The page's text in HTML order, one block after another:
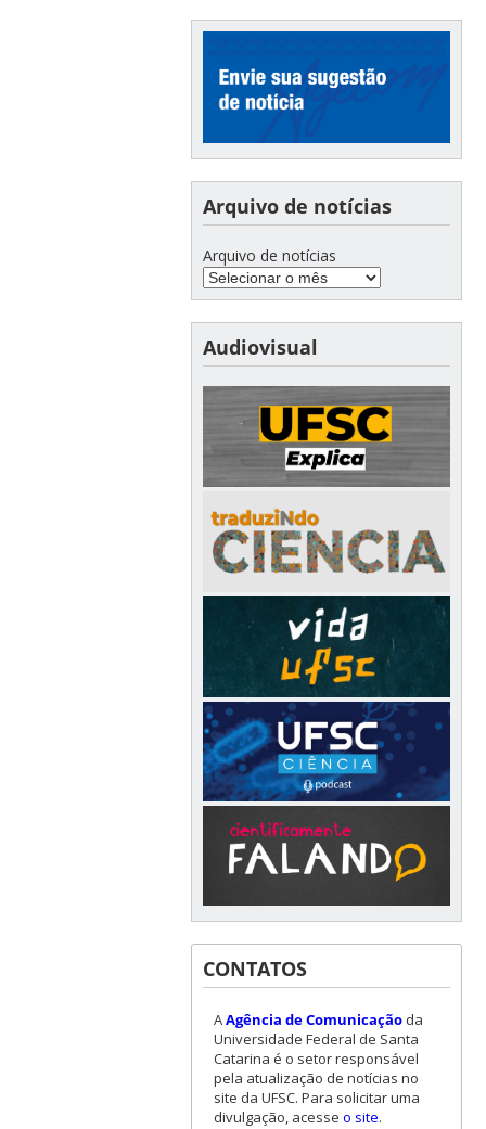
Arquivo de notícias
Arquivo de notícias
Audiovisual
CONTATOS
AAgência de Comunicaçãoda
Universidade Federal de Santa
Catarina é o setor responsável
pela atualização de notícias no
site da UFSC. Para solicitar uma
divulgação, acesse o site.